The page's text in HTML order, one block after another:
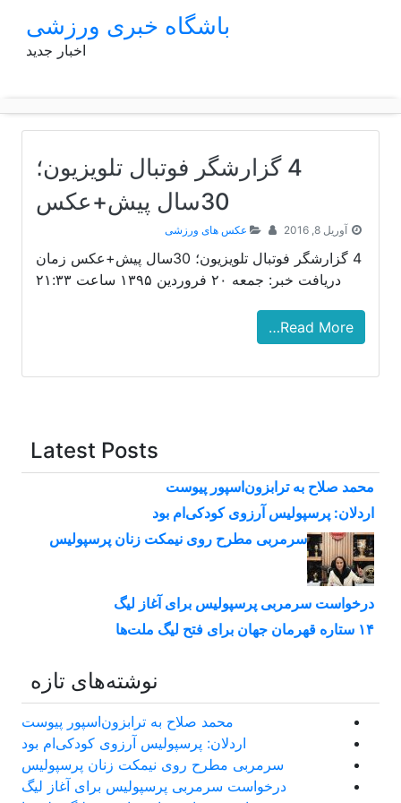
باشگاه خبری ورزشی
اخبار جدید
4 گزارشگر فوتبال تلویزیون؛
30سال پیش+عکس
آوریل 8, 2016 عکس های ورزشی
4 گزارشگر فوتبال تلویزیون؛ 30سال پیش+عکس زمان
دریافت خبر: جمعه ۲۰ فروردین ۱۳۹۵ ساعت ۲۱:۳۳
Read More…
Latest Posts
محمد صلاح به ترابزون‌اسپور پیوست
اردلان: پرسپولیس آرزوی کودکی‌ام بود
سرمربی مطرح روی نیمکت زنان پرسپولیس
درخواست سرمربی پرسپولیس برای آغاز لیگ
۱۴ ستاره قهرمان جهان برای فتح لیگ ملت‌ها
نوشته‌های تازه
محمد صلاح به ترابزون‌اسپور پیوست
اردلان: پرسپولیس آرزوی کودکی‌ام بود
سرمربی مطرح روی نیمکت زنان پرسپولیس
درخواست سرمربی پرسپولیس برای آغاز لیگ